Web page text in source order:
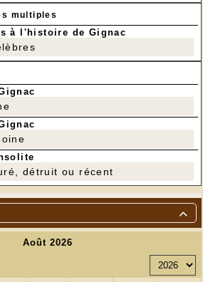

multiples
à l'histoire de Gignac
détruit ou récent